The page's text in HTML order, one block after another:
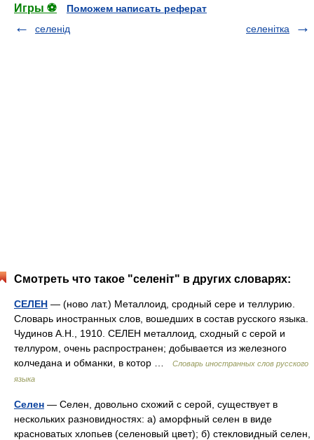
Игры ⚽
Поможем написать реферат
селенід
селенітка
Смотреть что такое "селеніт" в других словарях:
СЕЛЕН — (ново лат.) Металлоид, сродный сере и теллурию.
Словарь иностранных слов, вошедших в состав русского языка.
Чудинов А.Н., 1910. СЕЛЕН металлоид, сходный с серой и
теллуром, очень распространен; добывается из железного
колчедана и обманки, в котор …
Словарь иностранных слов русского
языка
Селен — Селен, довольно схожий с серой, существует в
нескольких разновидностях: а) аморфный селен в виде
красноватых хлопьев (селеновый цвет); б) стекловидный селен,